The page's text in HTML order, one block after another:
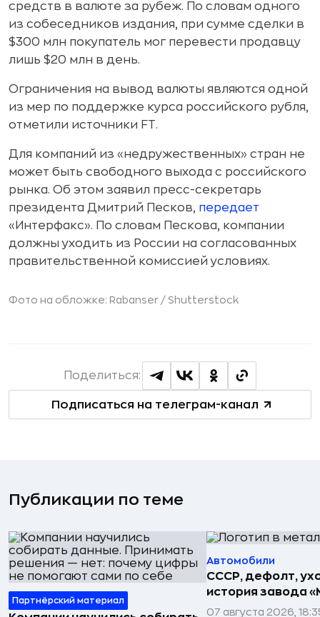
средств в валюте за рубеж. По словам одного
из собеседников издания, при сумме сделки в
$300 млн покупатель мог перевести продавцу
лишь $20 млн в день.
Ограничения на вывод валюты являются одной
из мер по поддержке курса российского рубля,
отметили источники FT.
Для компаний из «недружественных» стран не
может быть свободного выхода с российского
рынка. Об этом заявил пресс-секретарь
президента Дмитрий Песков, передает
«Интерфакс». По словам Пескова, компании
должны уходить из России на согласованных
правительственной комиссией условиях.
Фото на обложке: Rabanser / Shutterstock
Подписаться на телеграм-канал
Поделиться:
Публикации по теме
Партнёрский материал
Автомобили
СССР, дефолт,
история завода
07 августа 2026,